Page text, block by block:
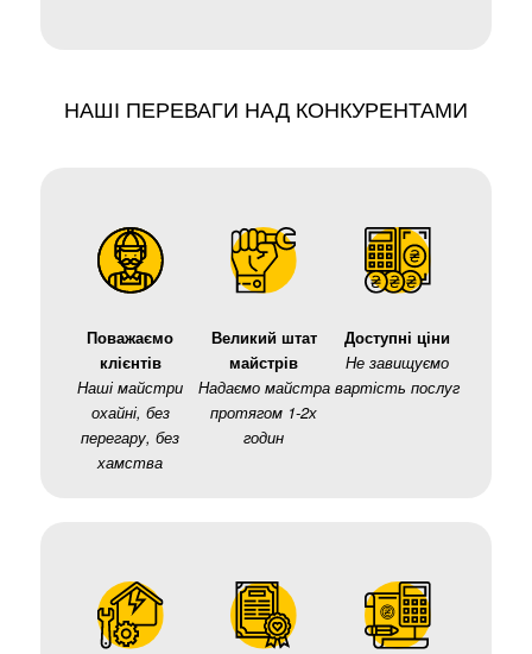
НАШІ ПЕРЕВАГИ НАД КОНКУРЕНТАМИ
Поважаємо
клієнтів
Наші майстри
охайні, без
перегару, без
хамства
Великий штат
майстрів
Надаємо майстра
протягом 1-2х
годин
Доступні ціни
Не завищуємо
вартість послуг